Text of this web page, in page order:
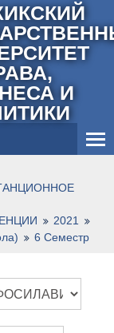
И
2021
6 Семестр